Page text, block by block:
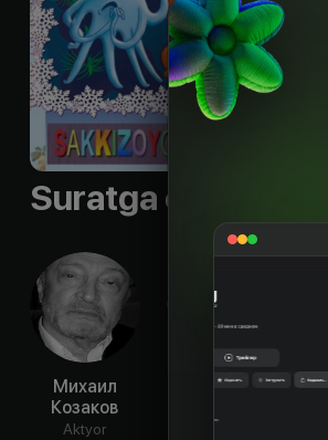
Suratga olish
Михаил
Козаков
Aktyor
Клара